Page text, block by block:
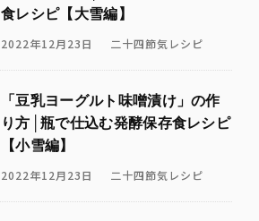
食レシピ【大雪編】
2022年12月23日 二十四節気レシピ
「豆乳ヨーグルト味噌漬け」の作
り方│瓶で仕込む発酵保存食レシピ
【小雪編】
2022年12月23日 二十四節気レシピ